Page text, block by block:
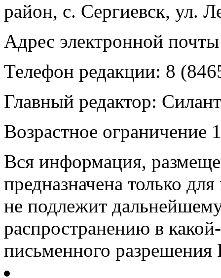
район, с. Сергиевск, ул.
Адрес электронной
Телефон редакции: 8
Главный редактор:
Возрастное ограничение
Вся информация,
предназначена только
не подлежит
распространению в
письменного разрешения